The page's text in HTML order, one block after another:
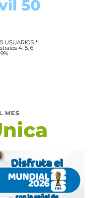
50
USUARIOS *
4, 5, 6
MES